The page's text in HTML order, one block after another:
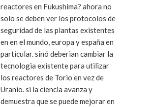
reactores en Fukushima? ahora no
solo se deben ver los protocolos de
seguridad de las plantas existentes
en en el mundo, europa y españa en
particular. sinó deberian cambiar la
tecnologia existente para utilizar
los reactores de Torio en vez de
Uranio. si la ciencia avanza y
demuestra que se puede mejorar en